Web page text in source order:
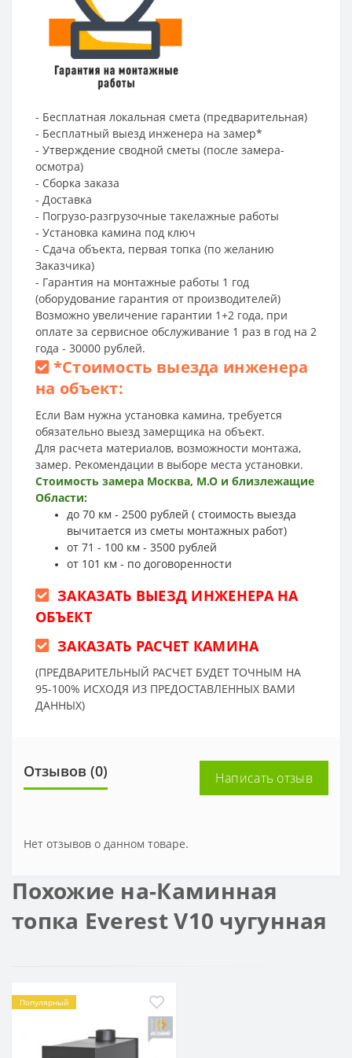
- Бесплатная локальная смета (предварительная)
- Бесплатный выезд инженера на замер*
- Утверждение сводной сметы (после замера-
осмотра)
- Сборка заказа
- Доставка
- Погрузо-разгрузочные такелажные работы
- Установка камина под ключ
- Сдача объекта, первая топка (по желанию
Заказчика)
- Гарантия на монтажные работы 1 год
(оборудование гарантия от производителей)
Возможно увеличение гарантии 1+2 года, при
оплате за сервисное обслуживание 1 раз в год на 2
года - 30000 рублей.
*Стоимость выезда инженера
на объект:
Если Вам нужна установка камина, требуется
обязательно выезд замерщика на объект.
Для расчета материалов, возможности монтажа,
замер. Рекомендации в выборе места установки.
Стоимость замера Москва, М.О и близлежащие
Области:
до 70 км - 2500 рублей ( стоимость выезда
вычитается из сметы монтажных работ)
от 71 - 100 км - 3500 рублей
от 101 км - по договоренности
ЗАКАЗАТЬ ВЫЕЗД ИНЖЕНЕРА НА
ОБЪЕКТ
ЗАКАЗАТЬ РАСЧЕТ КАМИНА
(ПРЕДВАРИТЕЛЬНЫЙ РАСЧЕТ БУДЕТ ТОЧНЫМ НА
95-100% ИСХОДЯ ИЗ ПРЕДОСТАВЛЕННЫХ ВАМИ
ДАННЫХ)
Отзывов (0) Написать отзыв
Нет отзывов о данном товаре.
Похожие на-Каминная
топка Everest V10 чугунная
Популярный